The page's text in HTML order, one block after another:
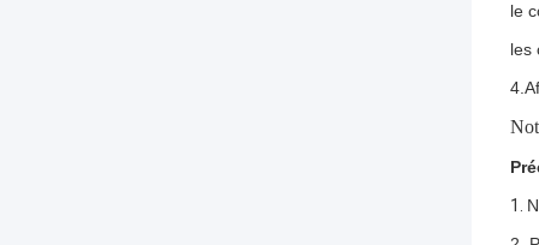
le
les
1.